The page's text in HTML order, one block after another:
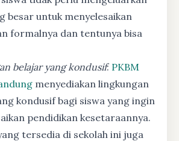
besar untuk menyelesaikan
formalnya dan tentunya bisa
belajar yang kondusif: PKBM
menyediakan lingkungan
kondusif bagi siswa yang ingin
pendidikan kesetaraannya.
tersedia di sekolah ini juga